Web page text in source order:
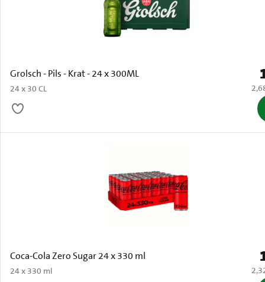
Grolsch - Pils - Krat - 24 x 300ML
24 x 30 CL €
Coca-Cola Zero Sugar 24 x 330 ml
24 x 330 ml €